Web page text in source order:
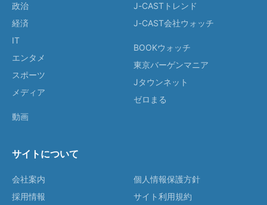
政治
経済
IT
エンタメ
スポーツ
メディア
動画
J-CASTトレンド
J-CAST会社ウォッチ
BOOKウォッチ
東京バーゲンマニア
Jタウンネット
ゼロまる
サイトについて
会社案内
採用情報
個人情報保護方針
サイト利用規約